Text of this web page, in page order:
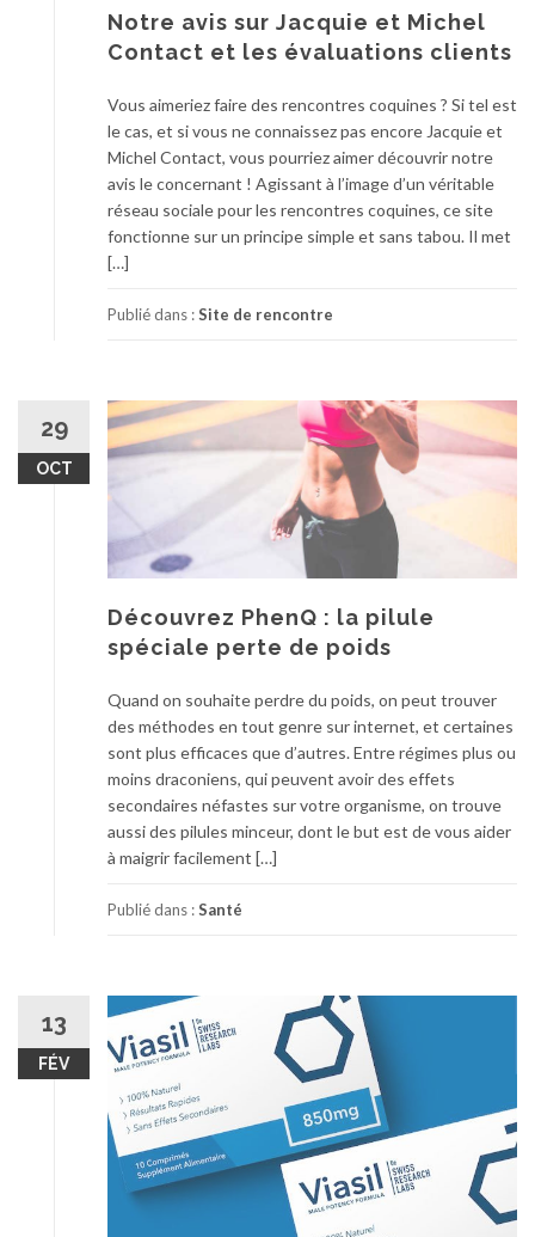
Notre avis sur Jacquie et Michel
Contact et les évaluations clients
Vous aimeriez faire des rencontres coquines ? Si tel est
le cas, et si vous ne connaissez pas encore Jacquie et
Michel Contact, vous pourriez aimer découvrir notre
avis le concernant ! Agissant à l’image d’un véritable
réseau sociale pour les rencontres coquines, ce site
fonctionne sur un principe simple et sans tabou. Il met
[…]
Publié dans :Site de rencontre
29
OCT
Découvrez PhenQ : la pilule
spéciale perte de poids
Quand on souhaite perdre du poids, on peut trouver
des méthodes en tout genre sur internet, et certaines
sont plus efficaces que d’autres. Entre régimes plus ou
moins draconiens, qui peuvent avoir des effets
secondaires néfastes sur votre organisme, on trouve
aussi des pilules minceur, dont le but est de vous aider
à maigrir facilement […]
Publié dans :Santé
13
FÉV